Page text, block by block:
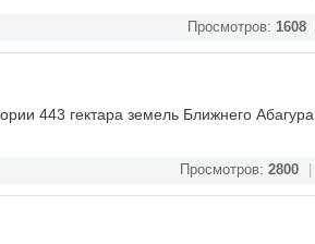
Просмотров: 1608
443 гектара земель Ближнего Абагура.
Просмотров: 2800